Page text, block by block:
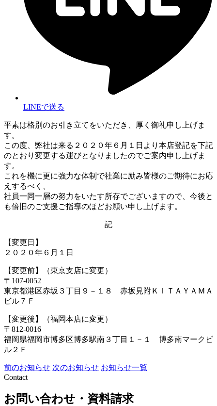
LINEで送る
平素は格別のお引き立てをいただき、厚く御礼申し上げま
す。
この度、弊社は来る２０２０年６月１日より本店登記を下記
のとおり変更する運びとなりましたのでご案内申し上げま
す。
これを機に更に強力な体制で社業に励み皆様のご期待にお応
えするべく、
社員一同一層の努力をいたす所存でございますので、今後と
も倍旧のご支援ご指導のほどお願い申し上げます。
記
【変更日】
２０２０年６月１日
【変更前】（東京支店に変更）
〒107-0052
東京都港区赤坂３丁目９－１８ 赤坂見附ＫＩＴＡＹＡＭＡ
ビル７Ｆ
【変更後】（福岡本店に変更）
〒812-0016
福岡県福岡市博多区博多駅南３丁目１－１ 博多南マークビ
ル２Ｆ
前のお知らせ 次のお知らせ お知らせ一覧
Contact
お問い合わせ・資料請求